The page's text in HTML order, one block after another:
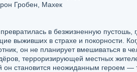
Гробен, Махек
в безжизненную пустошь,
выживших в страхе и покорности.
он не планирует вмешиваться в
терроризирующей местных
он становится неожиданным героем —